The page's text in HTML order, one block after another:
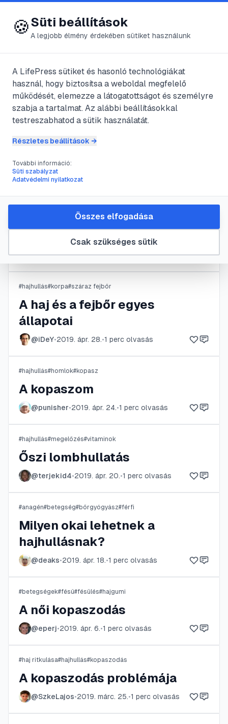
😍 LifePress
🏷️#hajhullás
40cikk található ezzel a címkével
Hajhullás
gomba#gyulladt
Gomba a fejbőrön
@Andrea2•2020. ápr. 6.•1perc olvasás
#hajhullás#korpa#száraz fejbőr
A haj és a fejbőr egyes
állapotai
@iDeY•2019. ápr. 28.•1 perc olvasás
#hajhullás#homlok#kopasz
A kopaszom
@punisher•2019. ápr. 24.•1 perc olvasás
#hajhullás#megelőzés#vitaminok
Őszi lombhullatás
@terjekid4•2019. ápr. 20.•1 perc olvasás
#anagén#betegség#bőrgyógyász#férfi
Milyen okai lehetnek a
hajhullásnak?
@deaks•2019. ápr. 18.•1 perc olvasás
#betegségek#fésű#fésülés#hajgumi
A női kopaszodás
@eperj•2019. ápr. 6.•1 perc olvasás
#haj ritkulása#hajhullás#kopaszodás
A kopaszodás problémája
@SzkeLajos•2019. márc. 25.•1 perc olvasás
🍪Süti beállítások
A legjobb élmény érdekében sütiket használunk
A LifePress sütiket és hasonló technológiákat
használ, hogy biztosítsa a weboldal megfelelő
működését, elemezze a látogatottságot és személyre
szabja a tartalmat. Az alábbi beállításokkal
testreszabhatod a sütik használatát.
Részletes beállítások →
További információ:
Süti szabályzat
Adatvédelmi nyilatkozat
Csak szükséges sütik
Összes elfogadása